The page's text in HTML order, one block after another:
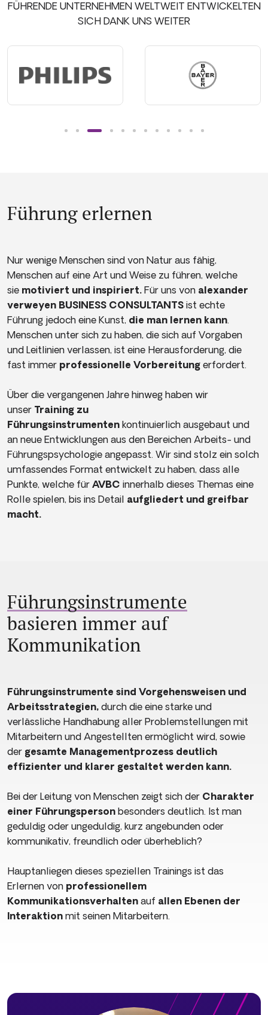
FÜHRENDE UNTERNEHMEN WELTWEIT ENTWICKELTEN
SICH DANK UNS WEITER
Führung erlernen
Nur wenige Menschen sind von Natur aus fähig,
Menschen auf eine Art und Weise zu führen, welche
sie motiviert und inspiriert. Für uns von alexander
verweyen BUSINESS CONSULTANTS ist echte
Führung jedoch eine Kunst, die man lernen kann.
Menschen unter sich zu haben, die sich auf Vorgaben
und Leitlinien verlassen, ist eine Herausforderung, die
fast immer professionelle Vorbereitung erfordert.
Über die vergangenen Jahre hinweg haben wir
unser Training zu
Führungsinstrumenten kontinuierlich ausgebaut und
an neue Entwicklungen aus den Bereichen Arbeits- und
Führungspsychologie angepasst. Wir sind stolz ein solch
umfassendes Format entwickelt zu haben, dass alle
Punkte, welche für AVBC innerhalb dieses Themas eine
Rolle spielen, bis ins Detail aufgliedert und greifbar
macht.
Führungsinstrumente
basieren immer auf
Kommunikation
Führungsinstrumente sind Vorgehensweisen und
Arbeitsstrategien, durch die eine starke und
verlässliche Handhabung aller Problemstellungen mit
Mitarbeitern und Angestellten ermöglicht wird, sowie
der gesamte Managementprozess deutlich
effizienter und klarer gestaltet werden kann.
Bei der Leitung von Menschen zeigt sich der Charakter
einer Führungsperson besonders deutlich. Ist man
geduldig oder ungeduldig, kurz angebunden oder
kommunikativ, freundlich oder überheblich?
Hauptanliegen dieses speziellen Trainings ist das
Erlernen von professionellem
Kommunikationsverhalten auf allen Ebenen der
Interaktion mit seinen Mitarbeitern.